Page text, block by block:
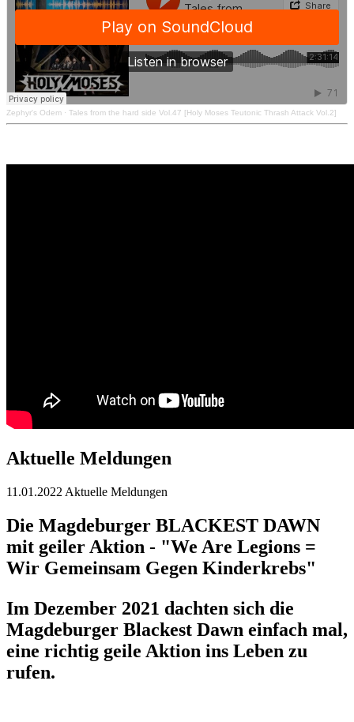
Zephyr's Odem · Tales from the hard side Vol.47 [Holy Moses Teutonic Thrash Attack Vol.2]
Aktuelle Meldungen
11.01.2022 Aktuelle Meldungen
Die Magdeburger BLACKEST DAWN
mit geiler Aktion - "We Are Legions =
Wir Gemeinsam Gegen Kinderkrebs"
Im Dezember 2021 dachten sich die
Magdeburger Blackest Dawn einfach mal,
eine richtig geile Aktion ins Leben zu
rufen.